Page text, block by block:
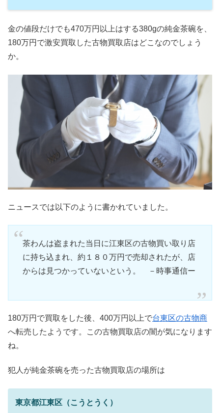
金の値段だけでも470万円以上はする380gの純金茶碗を、
180万円で激安買取した古物買取店はどこなのでしょう
か。
ニュースでは以下のように書かれていました。
茶わんは盗まれた当日に江東区の古物買い取り店
に持ち込まれ、約１８０万円で売却されたが、店
からは見つかっていないという。 －時事通信ー
180万円で買取をした後、400万円以上で台東区の古物商
へ転売したようです。この古物買取店の闇が気になります
ね。
犯人が純金茶碗を売った古物買取店の場所は
東京都江東区（こうとうく）